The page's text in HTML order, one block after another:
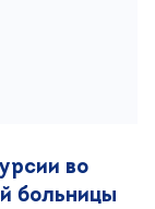
во
больницы